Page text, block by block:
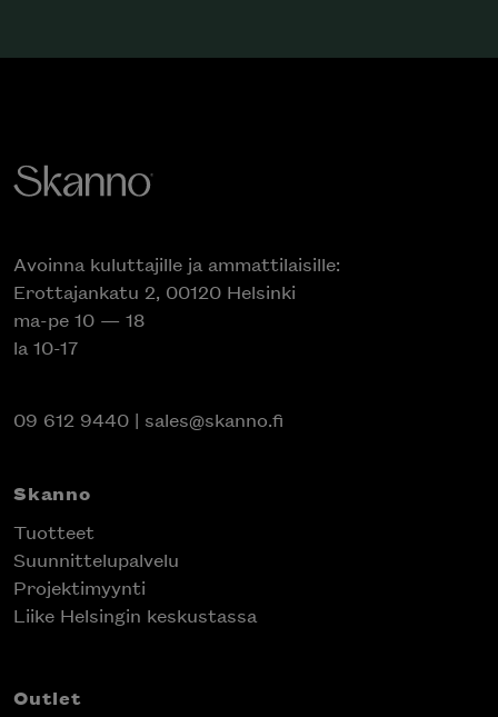
Avoinna kuluttajille ja ammattilaisille:
Erottajankatu 2, 00120 Helsinki
ma-pe 10 — 18
la 10-17
09 612 9440 | sales@skanno.fi
Skanno
Tuotteet
Suunnittelupalvelu
Projektimyynti
Liike Helsingin keskustassa
Outlet